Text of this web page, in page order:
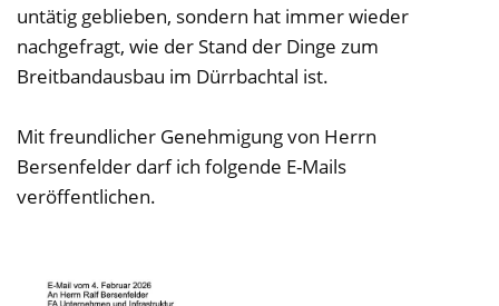
untätig geblieben, sondern hat immer wieder
nachgefragt, wie der Stand der Dinge zum
Breitbandausbau im Dürrbachtal ist.
Mit freundlicher Genehmigung von Herrn
Bersenfelder darf ich folgende E-Mails
veröffentlichen.